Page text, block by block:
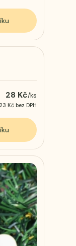
28 Kč/ks
23 Kč bez DPH